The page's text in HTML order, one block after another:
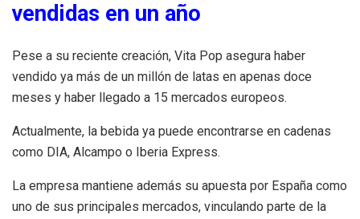
vendidas en un año
Pese a su reciente creación, Vita Pop asegura haber
vendido ya más de un millón de latas en apenas doce
meses y haber llegado a 15 mercados europeos.
Actualmente, la bebida ya puede encontrarse en cadenas
como DIA, Alcampo o Iberia Express.
La empresa mantiene además su apuesta por España como
uno de sus principales mercados, vinculando parte de la